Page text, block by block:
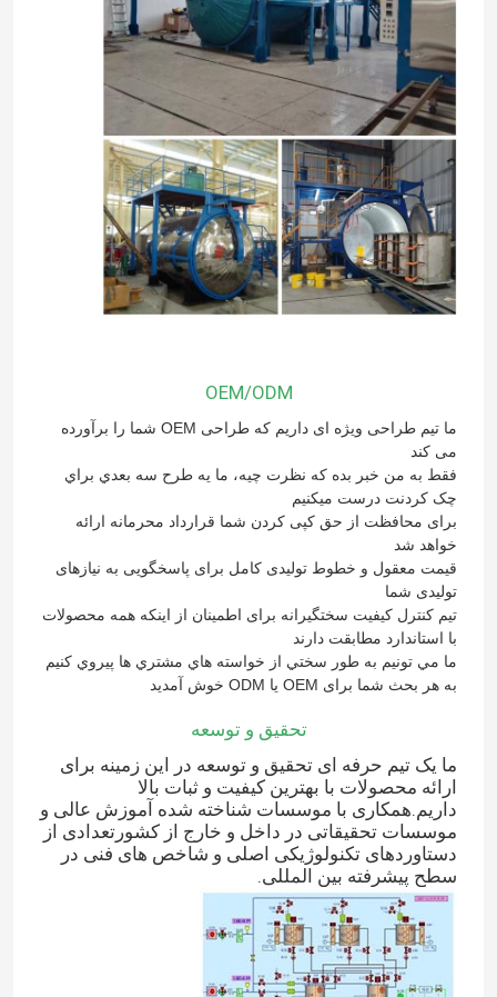
محصولات
دربارهی ما
کارخانه تور
کنترل کیفیت
درخواست نقل قول
ماشین سیم پیچ ترانسفورماتور
تجهیزات پردازش روغن ترانسفورم
کوره ترانسفورماتور
OEM/ODM
ما تیم طراحی ویژه ای داریم که طراحی OEM شما را برآورده
می کند
فقط به من خبر بده که نظرت چيه، ما يه طرح سه بعدي براي
چک کردنت درست ميکنيم
برای محافظت از حق کپی کردن شما قرارداد محرمانه ارائه
خواهد شد
قیمت معقول و خطوط تولیدی کامل برای پاسخگویی به نیازهای
تولیدی شما
تیم کنترل کیفیت سختگیرانه برای اطمینان از اینکه همه محصولات
با استاندارد مطابقت دارند
ما مي تونيم به طور سختي از خواسته هاي مشتري ها پيروي کنيم
به هر بحث شما برای OEM یا ODM خوش آمدید
تحقیق و توسعه
ما یک تیم حرفه ای تحقیق و توسعه در این زمینه برای
ارائه محصولات با بهترین کیفیت و ثبات بالا
داریم.همکاری با موسسات شناخته شده آموزش عالی و
موسسات تحقیقاتی در داخل و خارج از کشورتعدادی از
دستاوردهای تکنولوژیکی اصلی و شاخص های فنی در
سطح پیشرفته بین المللی.